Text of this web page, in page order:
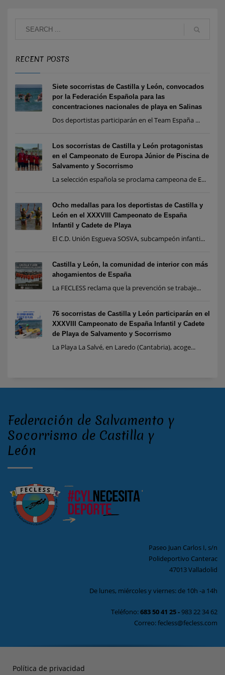
RECENT POSTS
Siete socorristas de Castilla y León, convocados
por la Federación Española para las
concentraciones nacionales de playa en Salinas
Dos deportistas participarán en el Team España ...
Los socorristas de Castilla y León protagonistas
en el Campeonato de Europa Júnior de Piscina de
Salvamento y Socorrismo
La selección española se proclama campeona de E...
Ocho medallas para los deportistas de Castilla y
León en el XXXVIII Campeonato de España
Infantil y Cadete de Playa
El C.D. Unión Esgueva SOSVA, subcampeón infanti...
Castilla y León, la comunidad de interior con más
ahogamientos de España
La FECLESS reclama que la prevención se trabaje...
76 socorristas de Castilla y León participarán en el
XXXVIII Campeonato de España Infantil y Cadete
de Playa de Salvamento y Socorrismo
La Playa La Salvé, en Laredo (Cantabria), acoge...
Federación de Salvamento y
Socorrismo de Castilla y
León
Paseo Juan Carlos I, s/n
Polideportivo Canterac
47013 Valladolid
De lunes, miércoles y viernes: de 10h -a 14h
Teléfono:683 50 41 25-983 22 34 62
Correo: fecless@fecless.com
Política de privacidad